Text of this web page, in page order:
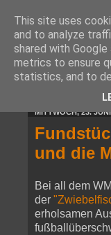
MITTWOCH, 23.
und die
Bei all dem
der
erholsamen
This site uses
and to analyze
shared with
metrics to ensure
statistics, and to